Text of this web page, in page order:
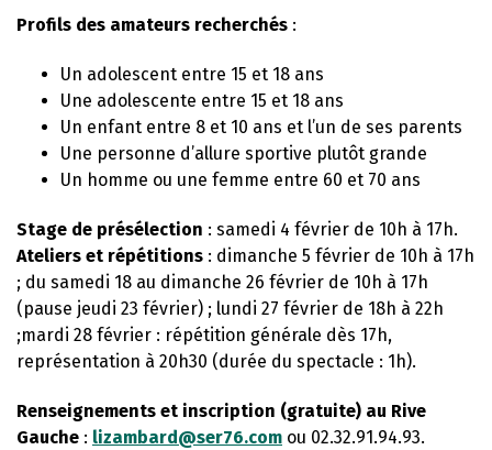
Profils des amateurs recherchés :
Un adolescent entre 15 et 18 ans
Une adolescente entre 15 et 18 ans
Un enfant entre 8 et 10 ans et l’un de ses parents
Une personne d’allure sportive plutôt grande
Un homme ou une femme entre 60 et 70 ans
Stage de présélection : samedi 4 février de 10h à 17h.
Ateliers et répétitions : dimanche 5 février de 10h à 17h
; du samedi 18 au dimanche 26 février de 10h à 17h
(pause jeudi 23 février) ; lundi 27 février de 18h à 22h
;mardi 28 février : répétition générale dès 17h,
représentation à 20h30 (durée du spectacle : 1h).
Renseignements et inscription (gratuite) au Rive
Gauche : lizambard@ser76.com ou 02.32.91.94.93.